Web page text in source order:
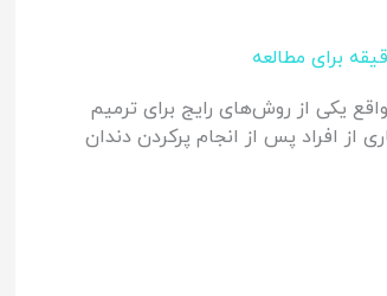
یکی از روش‌های رایج برای ترمیم
از افراد پس از انجام پرکردن دندان